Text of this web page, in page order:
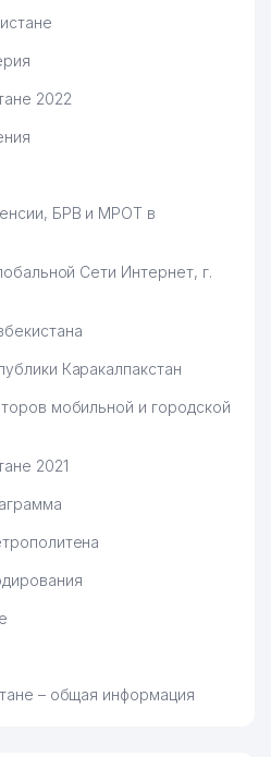
2022
БРВ и МРОТ в
Сети Интернет, г.
Каракалпакстан
мобильной и городской
2021
– общая информация